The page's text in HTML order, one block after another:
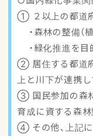
① ２以上の都道
・森林の整備（
・緑化推進を目
② 居住する都道
上と川下が連携
③ 国民参加の森
育成に資する森
④ その他、上記